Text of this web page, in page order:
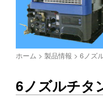
ホーム > 製品情報 > 6ノズ
6ノズルチタ